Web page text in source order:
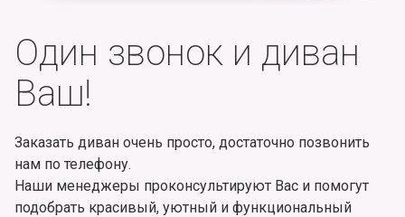
Один звонок и диван
Ваш!
Заказать диван очень просто, достаточно позвонить
нам по телефону.
Наши менеджеры проконсультируют Вас и помогут
подобрать красивый, уютный и функциональный